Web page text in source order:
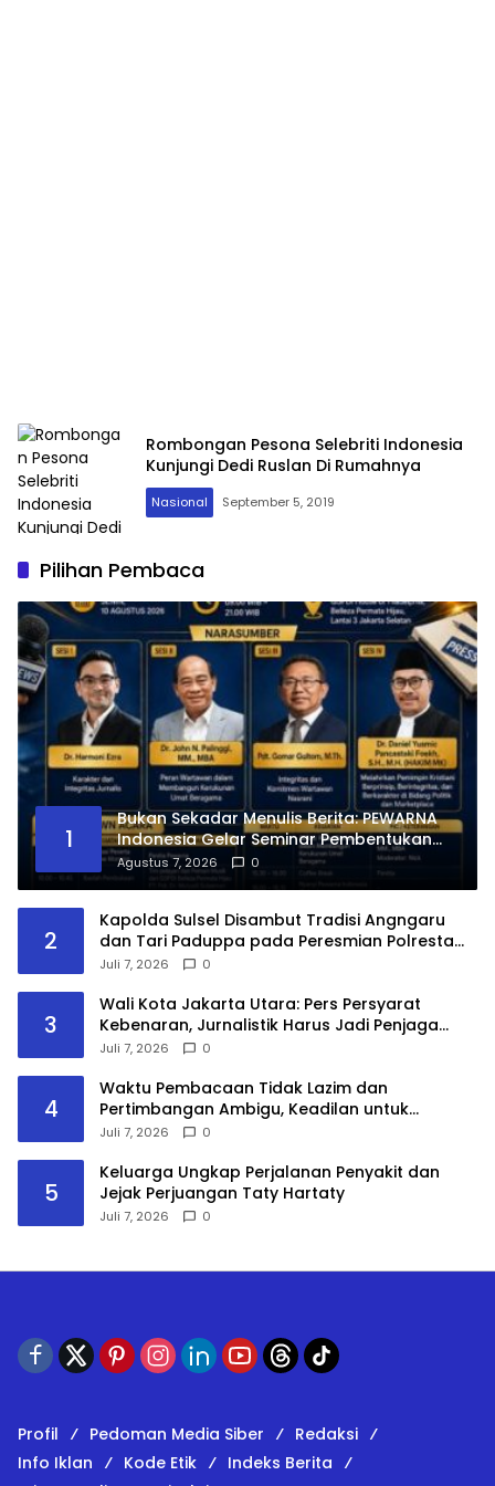
Rombongan Pesona Selebriti Indonesia
Kunjungi Dedi Ruslan Di Rumahnya
Nasional September 5, 2019
Pilihan Pembaca
1
Bukan Sekadar Menulis Berita: PEWARNA
Indonesia Gelar Seminar Pembentukan
Karakter, Lahirkan Wartawan Kristen yang
Berintegritas dan Berdampak
Agustus 7, 2026 0
2
Kapolda Sulsel Disambut Tradisi Angngaru
dan Tari Paduppa pada Peresmian Polresta
Gowa
Juli 7, 2026 0
3
Wali Kota Jakarta Utara: Pers Persyarat
Kebenaran, Jurnalistik Harus Jadi Penjaga
Demokrasi di Era Digital
Juli 7, 2026 0
4
Waktu Pembacaan Tidak Lazim dan
Pertimbangan Ambigu, Keadilan untuk
Masyarakat Adat Tetap Diperjuangkan
Juli 7, 2026 0
5
Keluarga Ungkap Perjalanan Penyakit dan
Jejak Perjuangan Taty Hartaty
Juli 7, 2026 0
Profil Pedoman Media Siber
Redaksi
Info Iklan
Kode Etik
Indeks Berita